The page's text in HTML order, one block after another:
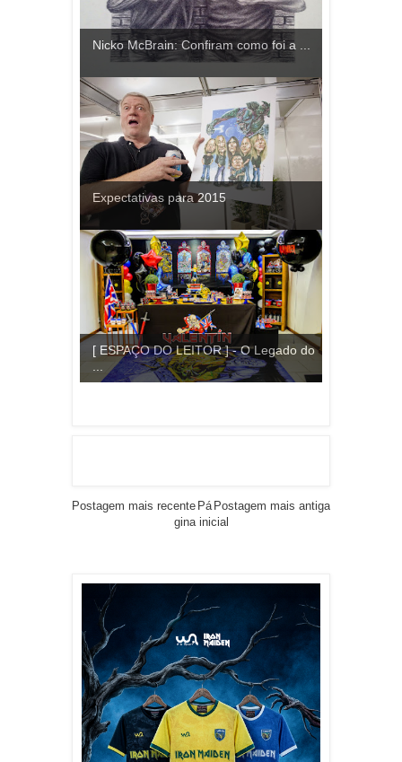
Nicko McBrain: Confiram como foi a ...
Expectativas para 2015
[ ESPAÇO DO LEITOR ] - O Legado do
...
Postagem mais recente Postagem mais antiga
Pá
gina inicial